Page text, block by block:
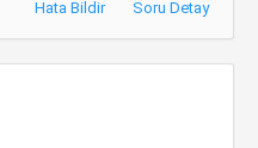
Hata Bildir Soru Detay